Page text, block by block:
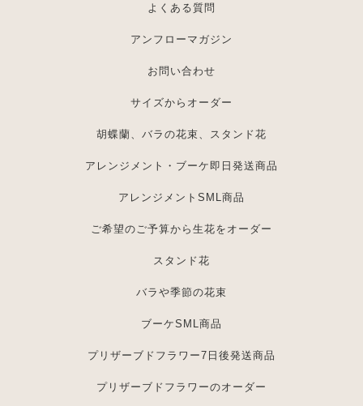
よくある質問
アンフローマガジン
お問い合わせ
サイズからオーダー
胡蝶蘭、バラの花束、スタンド花
アレンジメント・ブーケ即日発送商品
アレンジメントSML商品
ご希望のご予算から生花をオーダー
スタンド花
バラや季節の花束
ブーケSML商品
プリザーブドフラワー7日後発送商品
プリザーブドフラワーのオーダー